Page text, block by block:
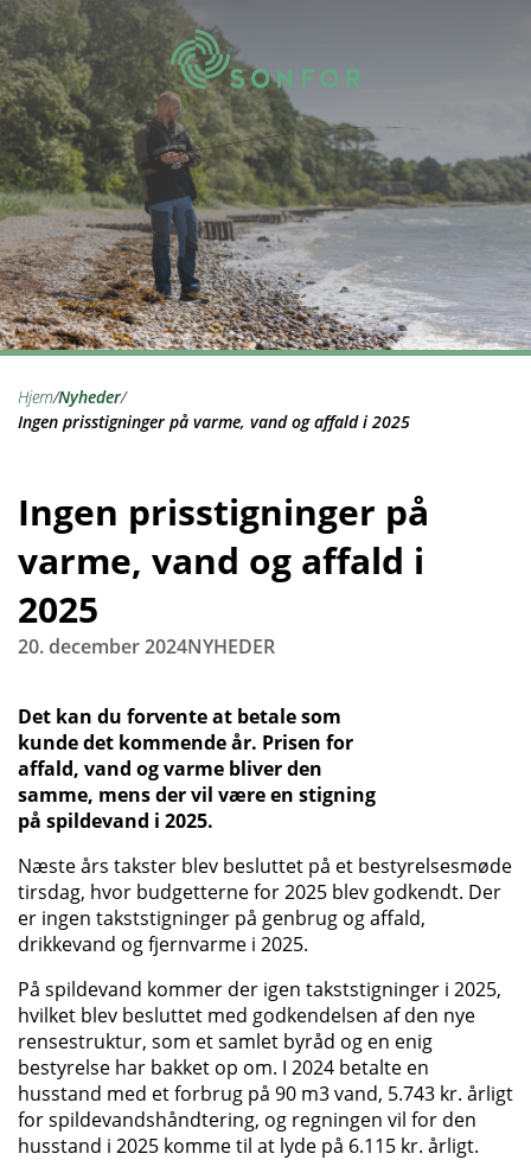
hjem/ nyheder/
Ingen prisstigninger på varme, vand og affald i 2025
Ingen prisstigninger på
varme, vand og affald i
2025
20. december 2024NYHEDER
Det kan du forvente at betale som
kunde det kommende år. Prisen for
affald, vand og varme bliver den
samme, mens der vil være en stigning
på spildevand i 2025.
Næste års takster blev besluttet på et bestyrelsesmøde
tirsdag, hvor budgetterne for 2025 blev godkendt. Der
er ingen takststigninger på genbrug og affald,
drikkevand og fjernvarme i 2025.
På spildevand kommer der igen takststigninger i 2025,
hvilket blev besluttet med godkendelsen af den nye
rensestruktur, som et samlet byråd og en enig
bestyrelse har bakket op om. I 2024 betalte en
husstand med et forbrug på 90 m3 vand, 5.743 kr. årligt
for spildevandshåndtering, og regningen vil for den
husstand i 2025 komme til at lyde på 6.115 kr. årligt.